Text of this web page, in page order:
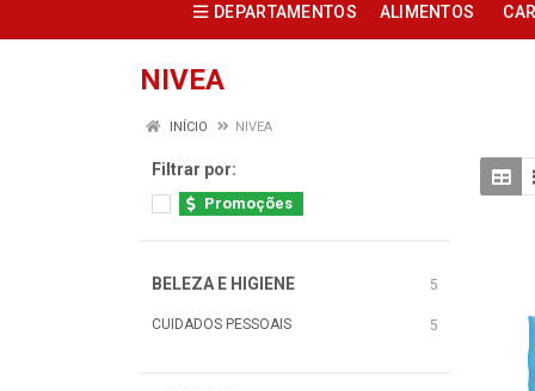
DEPARTAMENTOS ALIMENTOS
NIVEA
INÍCIO NIVEA
Filtrar por:
Promoções
BELEZA E HIGIENE 5
CUIDADOS PESSOAIS 5